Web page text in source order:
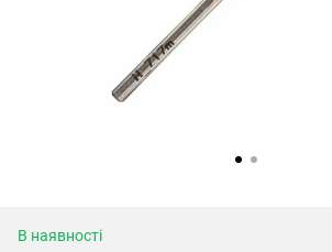
В наявності